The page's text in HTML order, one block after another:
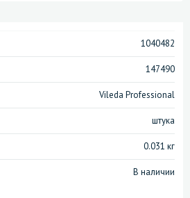
1040482
147490
Vileda Professional
штука
0.031 кг
В наличии